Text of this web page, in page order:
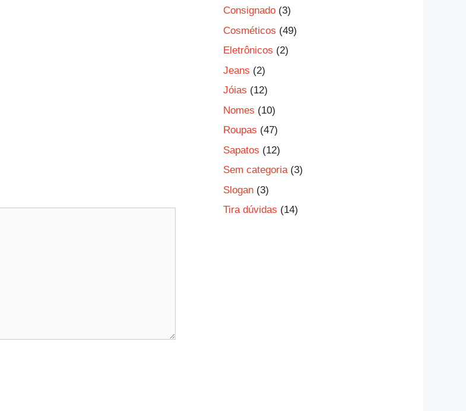
Consignado (3)
Cosméticos (49)
Eletrônicos (2)
Jeans (2)
Jóias (12)
Nomes (10)
Roupas (47)
Sapatos (12)
Sem categoria(3)
Slogan (3)
Tira dúvidas (14)